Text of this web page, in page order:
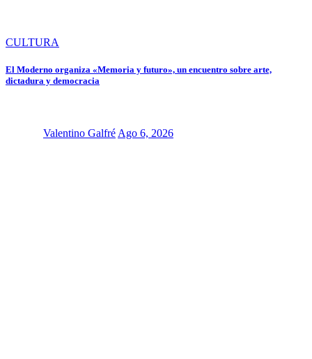
CULTURA
El Moderno organiza «Memoria y futuro», un encuentro sobre arte,
dictadura y democracia
Valentino GalfréAgo 6, 2026